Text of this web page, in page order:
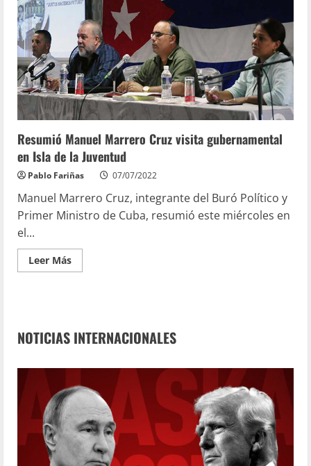
Resumió Manuel Marrero Cruz visita gubernamental
en Isla de la Juventud
Pablo Fariñas 07/07/2022
Manuel Marrero Cruz, integrante del Buró Político y
Primer Ministro de Cuba, resumió este miércoles en
el...
Leer Más
NOTICIAS INTERNACIONALES